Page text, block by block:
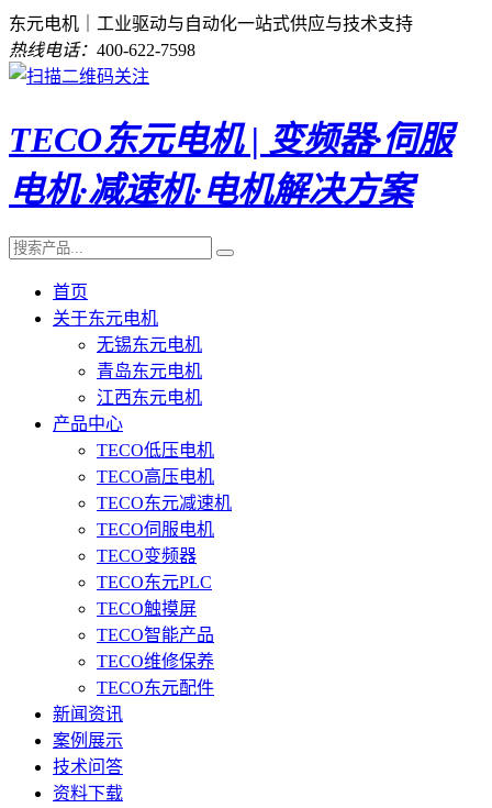
东元电机｜工业驱动与自动化一站式供应与技术支持
热线电话： 400-622-7598
TECO东元电机 | 变频器·伺服
电机·减速机·电机解决方案
首页
关于东元电机
无锡东元电机
青岛东元电机
江西东元电机
产品中心
TECO低压电机
TECO高压电机
TECO东元减速机
TECO伺服电机
TECO变频器
TECO东元PLC
TECO触摸屏
TECO智能产品
TECO维修保养
TECO东元配件
新闻资讯
案例展示
技术问答
资料下载